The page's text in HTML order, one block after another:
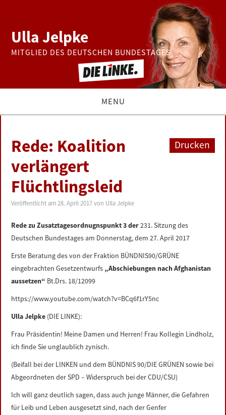
Ulla Jelpke
MITGLIED DES DEUTSCHEN BUNDESTAGES
MENU
BUNDESTAG
PRESSE
ZUR PERSON
LINKS
DATENSCHUTZERKLÄRUNG
Drucken
Rede: Koalition
verlängert
Flüchtlingsleid
Veröffentlicht am28. April 2017 von Ulla Jelpke
Rede zu Zusatztagesordnugnspunkt 3 der231. Sitzung des
Deutschen Bundestages am Donnerstag, dem 27. April 2017
Erste Beratung des von der Fraktion BÜNDNIS90/GRÜNE
eingebrachten Gesetzentwurfs „Abschiebungen nach Afghanistan
aussetzen“ Bt.Drs. 18/12099
https://www.youtube.com/watch?v=BCq6f1rY5nc
Ulla Jelpke (DIE LINKE):
Frau Präsidentin! Meine Damen und Herren! Frau Kollegin Lindholz,
ich finde Sie unglaublich zynisch.
(Beifall bei der LINKEN und dem BÜNDNIS 90/DIE GRÜNEN sowie bei
Abgeordneten der SPD – Widerspruch bei der CDU/CSU)
Ich will ganz deutlich sagen, dass auch junge Männer, die Gefahren
für Leib und Leben ausgesetzt sind, nach der Genfer